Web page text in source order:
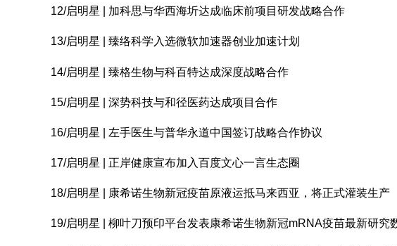
12/启明星 | 加科思与华西海圻达成临床前项目研发战略合作
13/启明星 | 臻络科学入选微软加速器创业加速计划
14/启明星 | 臻格生物与科百特达成深度战略合作
15/启明星 | 深势科技与和径医药达成项目合作
16/启明星 | 左手医生与普华永道中国签订战略合作协议
17/启明星 | 正岸健康宣布加入百度文心一言生态圈
18/启明星 | 康希诺生物新冠疫苗原液运抵马来西亚，将正式灌装生产
19/启明星 | 柳叶刀预印平台发表康希诺生物新冠mRNA疫苗最新研究